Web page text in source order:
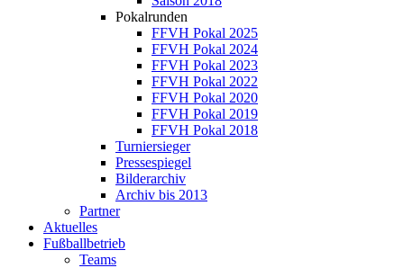
Pokalrunden
FFVH Pokal 2025
FFVH Pokal 2024
FFVH Pokal 2023
FFVH Pokal 2022
FFVH Pokal 2020
FFVH Pokal 2019
FFVH Pokal 2018
Turniersieger
Pressespiegel
Bilderarchiv
Archiv bis 2013
Partner
Aktuelles
Fußballbetrieb
Teams